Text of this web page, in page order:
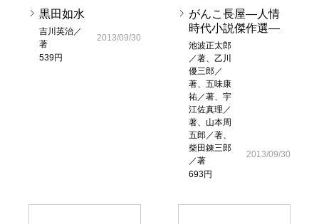
黒田如水
吉川英治／
著
539円
2013/09/30
がんこ長屋―人情
時代小説傑作選―
池波正太郎
／著、乙川
優三郎／
著、五味康
祐／著、宇
江佐真理／
著、山本周
五郎／著、
柴田錬三郎
／著
693円
2013/09/30